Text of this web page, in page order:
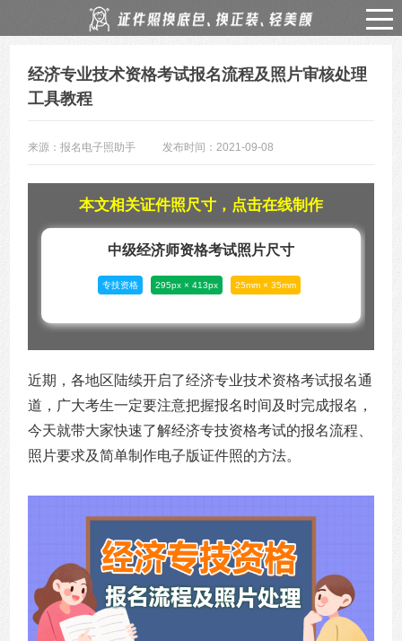
经济专业技术资格考试报名流程及照片审核处理
工具教程
来源：报名电子照助手 发布时间：2021-09-08
本文相关证件照尺寸，点击在线制作
中级经济师资格考试照片尺寸
专技资格 295px × 413px 25mm × 35mm
近期，各地区陆续开启了经济专业技术资格考试报名通
道，广大考生一定要注意把握报名时间及时完成报名，
今天就带大家快速了解经济专技资格考试的报名流程、
照片要求及简单制作电子版证件照的方法。